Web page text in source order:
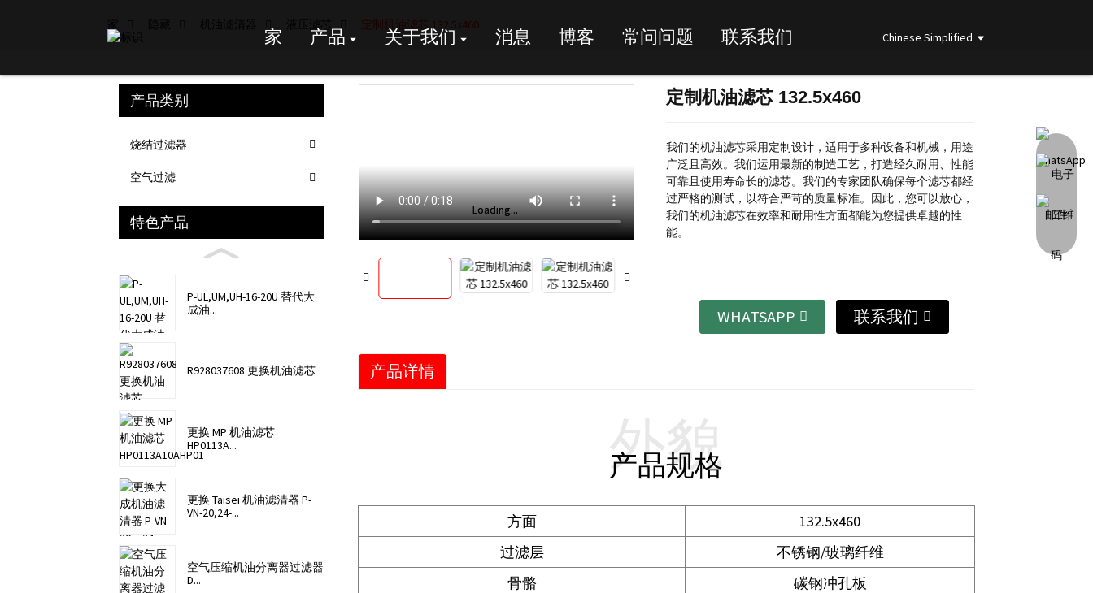
家 产品 关于我们 消息 博客 常问问题 联系我们 Chinese Simplified
液压滤芯 定制机油滤芯 132.5x460
产品类别
烧结过滤器
空气过滤
特色产品
P-UL,UM,UH-16-20U 替代大
成油...
R928037608 更换机油滤芯
更换 MP 机油滤芯
HP0113A...
更换 Taisei 机油滤清器 P-
VN-20,24-...
空气压缩机油分离器过滤器
D...
Loading...
Loading...
Loading...
Loading...
Loading...
Loading...
定制机油滤芯 132.5x460
我们的机油滤芯采用定制设计，适用于多种设备和机械，用途
广泛且高效。我们运用最新的制造工艺，打造经久耐用、性能
可靠且使用寿命长的滤芯。我们的专家团队确保每个滤芯都经
过严格的测试，以符合严苛的质量标准。因此，您可以放心，
我们的机油滤芯在效率和耐用性方面都能为您提供卓越的性
能。
WHATSAPP 联系我们
产品详情
产品规格
外貌
方面
132.5x460
过滤层
不锈钢/玻璃纤维
骨骼
碳钢冲孔板